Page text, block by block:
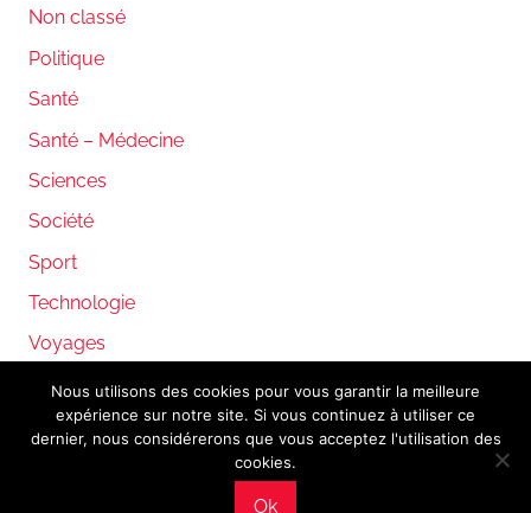
Non classé
Politique
Santé
Santé – Médecine
Sciences
Société
Sport
Technologie
Voyages
WordPress Theme: Donovan by ThemeZee.
Nous utilisons des cookies pour vous garantir la meilleure
expérience sur notre site. Si vous continuez à utiliser ce
dernier, nous considérerons que vous acceptez l'utilisation des
cookies.
Ok